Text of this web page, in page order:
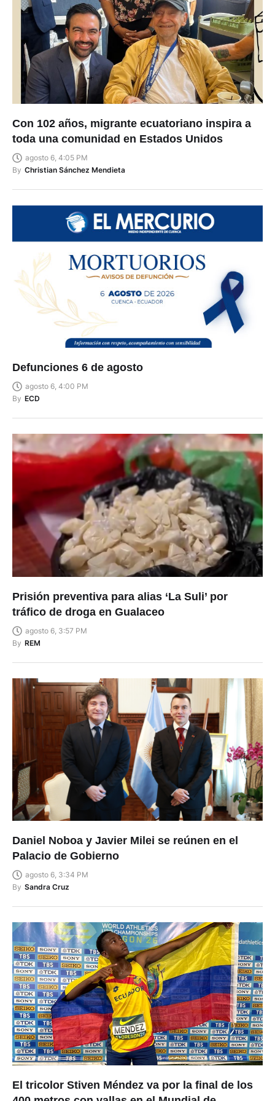
Con 102 años, migrante ecuatoriano inspira a
toda una comunidad en Estados Unidos
agosto 6, 4:05 PM
By Christian Sánchez Mendieta
Defunciones 6 de agosto
agosto 6, 4:00 PM
By ECD
Prisión preventiva para alias ‘La Suli’ por
tráfico de droga en Gualaceo
agosto 6, 3:57 PM
By REM
Daniel Noboa y Javier Milei se reúnen en el
Palacio de Gobierno
agosto 6, 3:34 PM
By Sandra Cruz
El tricolor Stiven Méndez va por la final de los